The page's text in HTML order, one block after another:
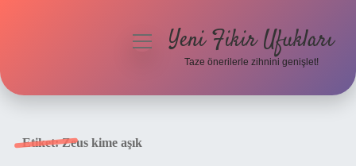
menüyüYeni Fikir Ufukları
Taze önerilerle zihnini genişlet!
Etiket:Zeus kime aşık